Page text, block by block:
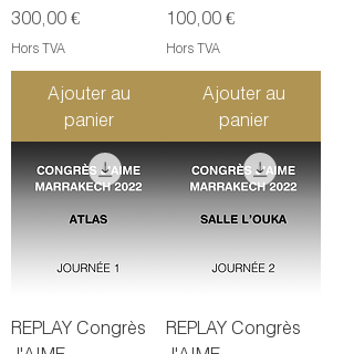
Prix
300,00 €
Hors TVA
Ajouter au
panier
Prix
100,00 €
Hors TVA
Ajouter au
panier
REPLAY Congrès
REPLAY Congrès